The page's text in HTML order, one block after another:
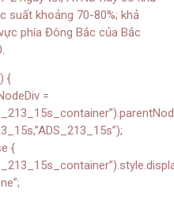
suất khoảng 70-80%; khả
phía Đông Bắc của Bắc
{
=
{